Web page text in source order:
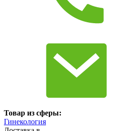
Товар из сферы:
Гинекология